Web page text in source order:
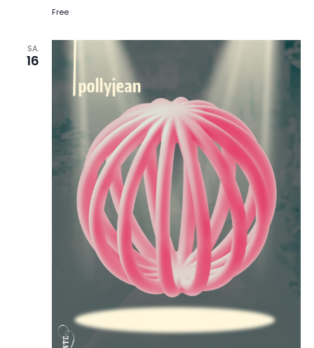
Free
SA.
16